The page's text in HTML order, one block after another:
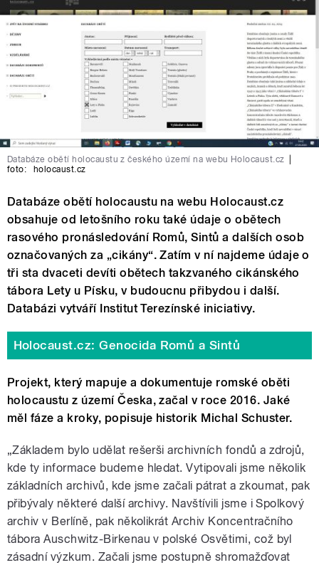
Databáze obětí holocaustu z českého území na webu Holocaust.cz
foto:
holocaust.cz
Databáze obětí holocaustu na webu Holocaust.cz
obsahuje od letošního roku také údaje o obětech
rasového pronásledování Romů, Sintů a dalších osob
označovaných za „cikány“. Zatím v ní najdeme údaje o
tři sta dvaceti devíti obětech takzvaného cikánského
tábora Lety u Písku, v budoucnu přibydou i další.
Databázi vytváří Institut Terezínské iniciativy.
Holocaust.cz: Genocida Romů a Sintů
Projekt, který mapuje a dokumentuje romské oběti
holocaustu z území Česka, začal v roce 2016. Jaké
měl fáze a kroky, popisuje historik Michal Schuster.
„Základem bylo udělat rešerši archivních fondů a zdrojů,
kde ty informace budeme hledat. Vytipovali jsme několik
základních archivů, kde jsme začali pátrat a zkoumat, pak
přibývaly některé další archivy. Navštívili jsme i Spolkový
archiv v Berlíně, pak několikrát Archiv Koncentračního
tábora Auschwitz-Birkenau v polské Osvětimi, což byl
zásadní výzkum. Začali jsme postupně shromažďovat